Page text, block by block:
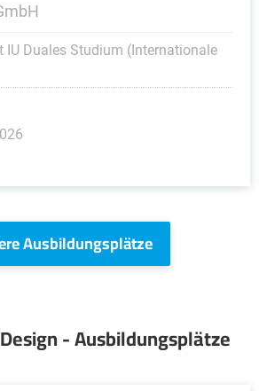
IU Duales Studium (Internationale
Ausbildungsplätze
- Ausbildungsplätze